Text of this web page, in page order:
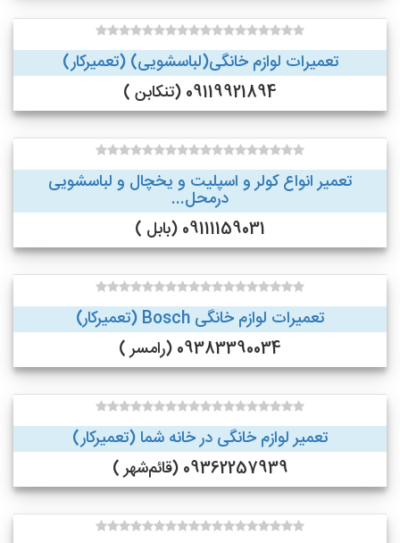
تعمیرات لوازم خانگی(لباسشویی) (تعمیرکار)
09119921894 (تنکابن )
تعمیر انواع کولر و اسپلیت و یخچال و لباسشویی
درمحل...
09111159031 (بابل )
تعمیرات لوازم خانگی Bosch (تعمیرکار)
09383390034 (رامسر )
تعمیر لوازم خانگی در خانه شما (تعمیرکار)
09362257939 (قائم‌شهر )